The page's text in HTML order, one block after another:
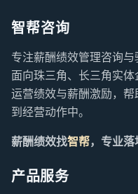
智帮咨询
专注薪酬绩效管理咨询与
面向珠三角、长三角实体
运营绩效与薪酬激励，
到经营动作中。
薪酬绩效找智帮，专业
产品服务